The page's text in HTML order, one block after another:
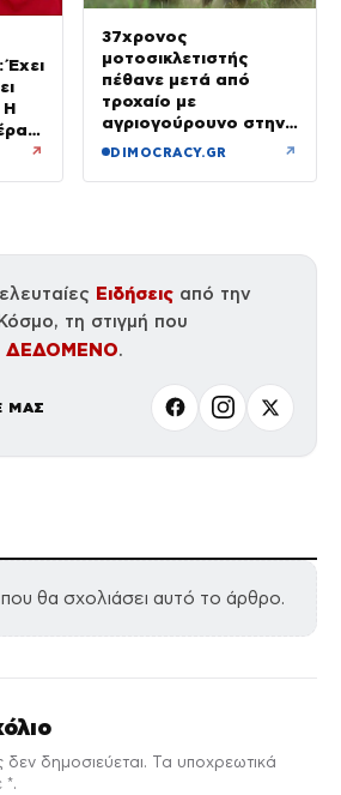
Η
↗
37χρονος
μοτοσικλετιστής
πέθανε μετά από
τροχαίο με
αγριογούρουνο στην
Εύβοια
DIMOCRACY.GR ↗
Ειδήσεις από την
τη στιγμή που
ΔΕΔΟΜΕΝΟ.
ΜΑΣ
θα σχολιάσει αυτό το άρθρο.
δημοσιεύεται. Τα υποχρεωτικά
*.